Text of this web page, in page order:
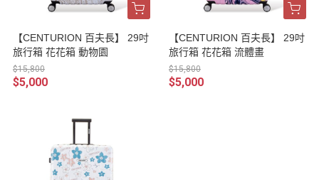
【CENTURION 百夫長】 29吋
旅行箱 花花箱 動物園
$15,800
$5,000
【CENTURION 百夫長】 29吋
旅行箱 花花箱 流體畫
$15,800
$5,000